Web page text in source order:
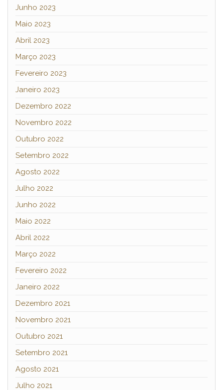
Junho 2023
Maio 2023
Abril 2023
Março 2023
Fevereiro 2023
Janeiro 2023
Dezembro 2022
Novembro 2022
Outubro 2022
Setembro 2022
Agosto 2022
Julho 2022
Junho 2022
Maio 2022
Abril 2022
Março 2022
Fevereiro 2022
Janeiro 2022
Dezembro 2021
Novembro 2021
Outubro 2021
Setembro 2021
Agosto 2021
Julho 2021